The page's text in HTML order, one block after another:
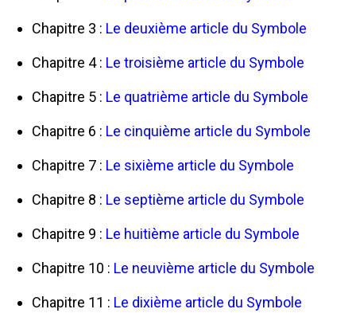
Chapitre 3 : Le deuxième article du Symbole
Chapitre 4 : Le troisième article du Symbole
Chapitre 5 : Le quatrième article du Symbole
Chapitre 6 : Le cinquième article du Symbole
Chapitre 7 : Le sixième article du Symbole
Chapitre 8 : Le septième article du Symbole
Chapitre 9 : Le huitième article du Symbole
Chapitre 10 : Le neuvième article du Symbole
Chapitre 11 : Le dixième article du Symbole